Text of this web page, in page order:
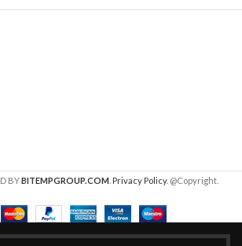
BYBITEMPGROUP.COM Privacy Policy. @Copyright.